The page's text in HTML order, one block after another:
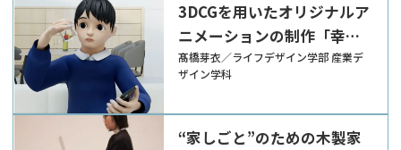
3DCGを用いたオリジナルア
ニメーションの制作「幸せ
とは何か」をテーマに
髙橋芽衣／ライフデザイン学部 産業デ
ザイン学科
“家しごと”のための木製家